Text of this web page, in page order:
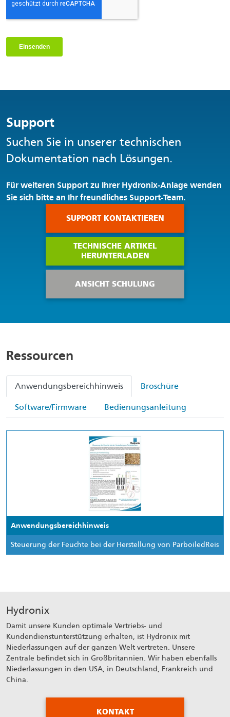
Support
Suchen Sie in unserer technischen
Dokumentation nach Lösungen.
Für weiteren Support zu Ihrer Hydronix-Anlage wenden
Sie sich bitte an Ihr freundliches Support-Team.
SUPPORT KONTAKTIEREN
TECHNISCHE ARTIKEL
HERUNTERLADEN
ANSICHT SCHULUNG
Ressourcen
Anwendungsbereichhinweis Broschüre
Software/Firmware Bedienungsanleitung
Anwendungsbereichhinweis
Steuerung der Feuchte bei der Herstellung von Parboiled­Reis
Hydronix
Damit unsere Kunden optimale Vertriebs- und
Kundendienstunterstützung erhalten, ist Hydronix mit
Niederlassungen auf der ganzen Welt vertreten. Unsere
Zentrale befindet sich in Großbritannien. Wir haben ebenfalls
Niederlassungen in den USA, in Deutschland, Frankreich und
China.
KONTAKT